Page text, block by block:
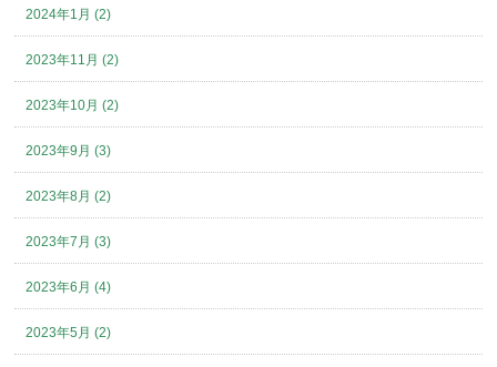
2024年1月 (2)
2023年11月 (2)
2023年10月 (2)
2023年9月 (3)
2023年8月 (2)
2023年7月 (3)
2023年6月 (4)
2023年5月 (2)